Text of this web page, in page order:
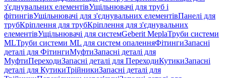
з'єднувальних елементівУщільнювачі для труб і
фітингівУщільнювачі для з'єднувальних елементівПанелі для
трубКріплення для трубКріплення для з'єднувальних
елементівУщільнювачі для системGeberit MeplaТруби системи
MLТруби системи ML для систем опаленняФітингиЗапасні
деталі для ФітингиМуфтиЗапасні деталі для
МуфтиПереходиЗапасні деталі для ПереходиКутикиЗапасні
деталі для КутикиТрійникиЗапасні деталі для